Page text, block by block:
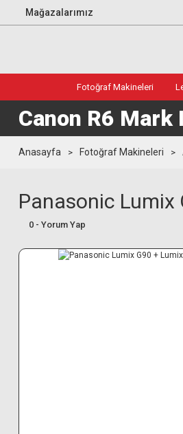
Mağazalarımız
Fotoğraf Makineleri
Canon R6 Mark
Anasayfa Fotoğraf Makineleri
Panasonic Lumix
0 - Yorum Yap